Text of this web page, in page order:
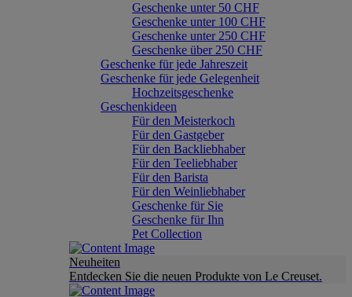
Geschenke unter 50 CHF
Geschenke unter 100 CHF
Geschenke unter 250 CHF
Geschenke über 250 CHF
Geschenke für jede Jahreszeit
Geschenke für jede Gelegenheit
Hochzeitsgeschenke
Geschenkideen
Für den Meisterkoch
Für den Gastgeber
Für den Backliebhaber
Für den Teeliebhaber
Für den Barista
Für den Weinliebhaber
Geschenke für Sie
Geschenke für Ihn
Pet Collection
Neuheiten
Entdecken Sie die neuen Produkte von Le Creuset.